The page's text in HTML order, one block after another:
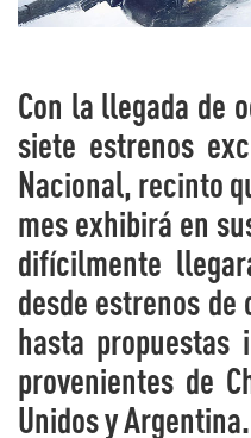
Con la llegada de
siete estrenos
Nacional, recinto
mes exhibirá en
difícilmente
desde estrenos
hasta propuestas
provenientes de
Unidos y Argentina.